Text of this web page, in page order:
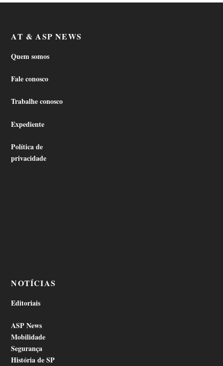
AT & ASP NEWS
Quem somos
Fale conosco
Trabalhe conosco
Expediente
Política de
privacidade
NOTÍCIAS
Editoriais
ASP News
Mobilidade
Segurança
História de SP